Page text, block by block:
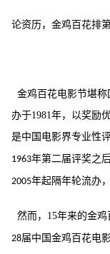
论资历，金鸡百花排
金鸡百花电影节堪称
办于1981年，以奖励
是中国电影界专业性
1963年第二届评奖之
2005年起隔年轮流办
然而， 15年来的金鸡
28届中国金鸡百花电